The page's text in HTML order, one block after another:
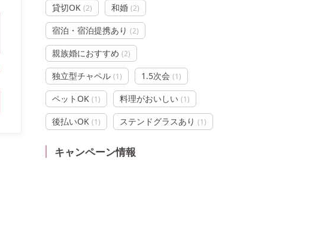
貸切OK (2) 和婚 (2)
宿泊・宿泊提携あり (2)
親族婚におすすめ (2)
独立型チャペル (1) 1.5次会 (1)
ペットOK (1) 料理がおいしい (1)
後払いOK (1) ステンドグラスあり (1)
キャンペーン情報